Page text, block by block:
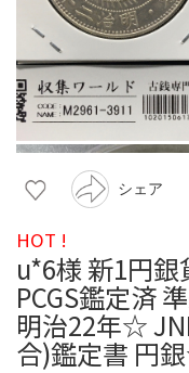
シェア
HOT !
u*6様 新1円
PCGS鑑定済
明治22年☆
合)鑑定書 円